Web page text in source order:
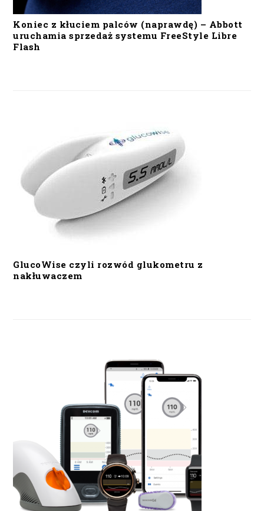
Koniec z kłuciem palców (naprawdę) – Abbott
uruchamia sprzedaż systemu FreeStyle Libre
Flash
GlucoWise czyli rozwód glukometru z
nakłuwaczem